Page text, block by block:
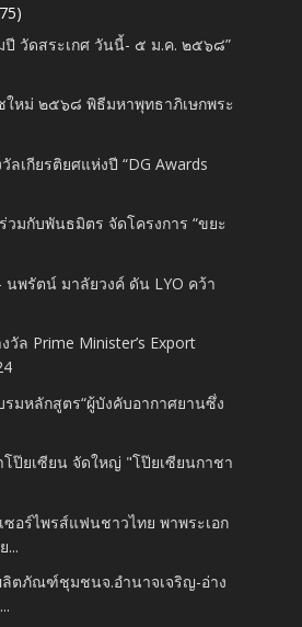
ปี วัดสระเกศ วันนี้- ๕ ม.ค. ๒๕๖๘”
ใหม่ ๒๕๖๘ พิธีมหาพุทธาภิเษกพระ
ลเกียรติยศแห่งปี “DG Awards
วมกับพันธมิตร จัดโครงการ “ขยะ
พรัตน์ มาลัยวงค์ ดัน LYO คว้า
วัล Prime Minister’s Export
รมหลักสูตร“ผู้บังคับอากาศยานซึ่ง
ป๊ยเซียน จัดใหญ่ "โป๊ยเซียนกาชา
ซอร์ไพรส์แฟนชาวไทย พาพระเอก
...
ลิตภัณฑ์ชุมชนจ.อำนาจเจริญ-อ่าง